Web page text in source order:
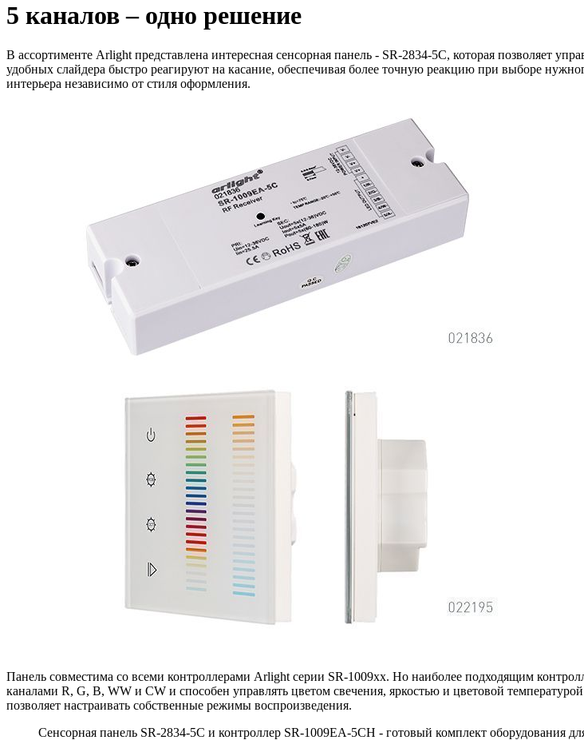
5 каналов – одно решение
В ассортименте Arlight представлена интересная сенсорная панель - SR-2834-5C, которая позволяет
удобных слайдера быстро реагируют на касание, обеспечивая более точную реакцию при выборе
интерьера независимо от стиля оформления.
Панель совместима со всеми контроллерами Arlight серии SR-1009xx. Но наиболее подходящим
каналами R, G, B, WW и CW и способен управлять цветом свечения, яркостью и цветовой
позволяет настраивать собственные режимы воспроизведения.
Сенсорная панель SR-2834-5C и контроллер SR-1009EA-5CH - готовый комплект оборудования